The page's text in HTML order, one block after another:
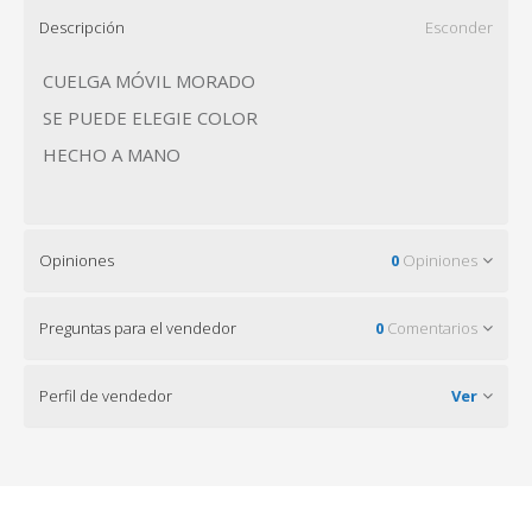
Descripción Esconder
CUELGA MÓVIL MORADO
SE PUEDE ELEGIE COLOR
HECHO A MANO
Opiniones 0 Opiniones
Preguntas para el vendedor 0 Comentarios
Perfil de vendedor Ver